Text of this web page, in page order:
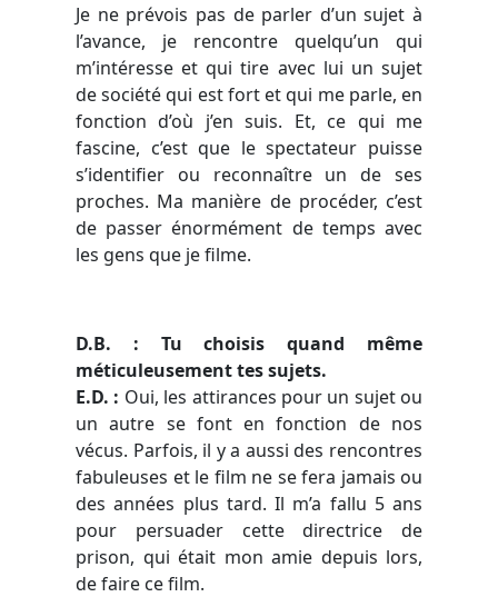
Je ne prévois pas de parler d’un sujet à
l’avance, je rencontre quelqu’un qui
m’intéresse et qui tire avec lui un sujet
de société qui est fort et qui me parle, en
fonction d’où j’en suis. Et, ce qui me
fascine, c’est que le spectateur puisse
s’identifier ou reconnaître un de ses
proches. Ma manière de procéder, c’est
de passer énormément de temps avec
les gens que je filme.
D.B. : Tu choisis quand même
méticuleusement tes sujets.
E.D. : Oui, les attirances pour un sujet ou
un autre se font en fonction de nos
vécus. Parfois, il y a aussi des rencontres
fabuleuses et le film ne se fera jamais ou
des années plus tard. Il m’a fallu 5 ans
pour persuader cette directrice de
prison, qui était mon amie depuis lors,
de faire ce film.